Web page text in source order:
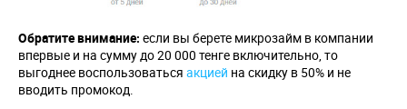
Обратите внимание: если вы берете микрозайм в компании
впервые и на сумму до 20 000 тенге включительно, то
выгоднее воспользоваться акцией на скидку в 50% и не
вводить промокод.